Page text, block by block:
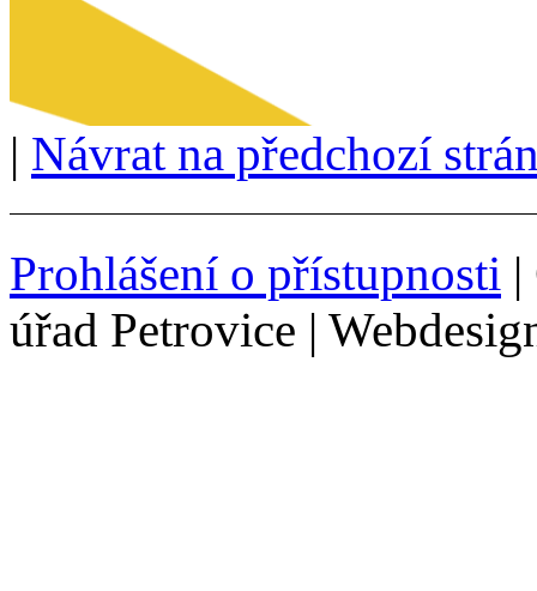
| Návrat na předchozí
Prohlášení o přístupnosti
úřad Petrovice |